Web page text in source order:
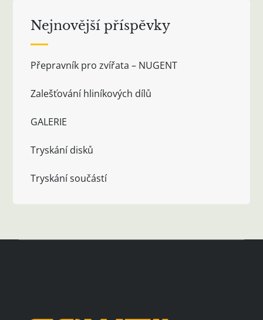
Nejnovější příspěvky
Přepravník pro zvířata – NUGENT
Zalešťování hliníkových dílů
GALERIE
Tryskání disků
Tryskání součástí